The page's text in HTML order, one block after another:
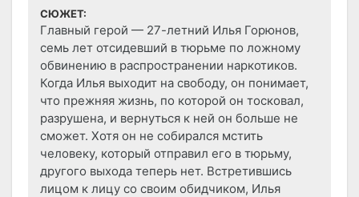
СЮЖЕТ:
Главный герой — 27-летний Илья Горюнов,
семь лет отсидевший в тюрьме по ложному
обвинению в распространении наркотиков.
Когда Илья выходит на свободу, он понимает,
что прежняя жизнь, по которой он тосковал,
разрушена, и вернуться к ней он больше не
сможет. Хотя он не собирался мстить
человеку, который отправил его в тюрьму,
другого выхода теперь нет. Встретившись
лицом к лицу со своим обидчиком, Илья